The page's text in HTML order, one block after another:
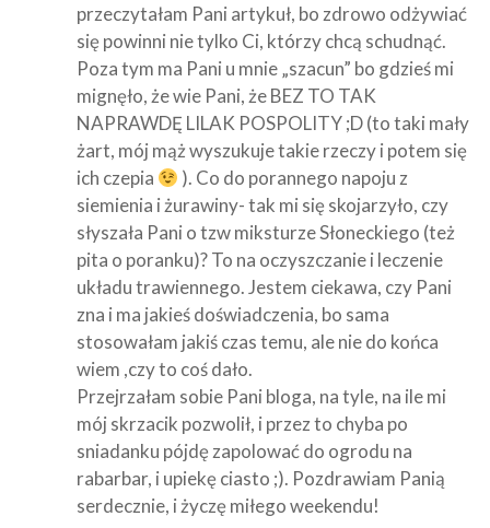
przeczytałam Pani artykuł, bo zdrowo odżywiać
się powinni nie tylko Ci, którzy chcą schudnąć.
Poza tym ma Pani u mnie „szacun” bo gdzieś mi
mignęło, że wie Pani, że BEZ TO TAK
NAPRAWDĘ LILAK POSPOLITY ;D (to taki mały
żart, mój mąż wyszukuje takie rzeczy i potem się
ich czepia
). Co do porannego napoju z
siemienia i żurawiny- tak mi się skojarzyło, czy
słyszała Pani o tzw miksturze Słoneckiego (też
pita o poranku)? To na oczyszczanie i leczenie
układu trawiennego. Jestem ciekawa, czy Pani
zna i ma jakieś doświadczenia, bo sama
stosowałam jakiś czas temu, ale nie do końca
wiem ,czy to coś dało.
Przejrzałam sobie Pani bloga, na tyle, na ile mi
mój skrzacik pozwolił, i przez to chyba po
sniadanku pójdę zapolować do ogrodu na
rabarbar, i upiekę ciasto ;). Pozdrawiam Panią
serdecznie, i życzę miłego weekendu!